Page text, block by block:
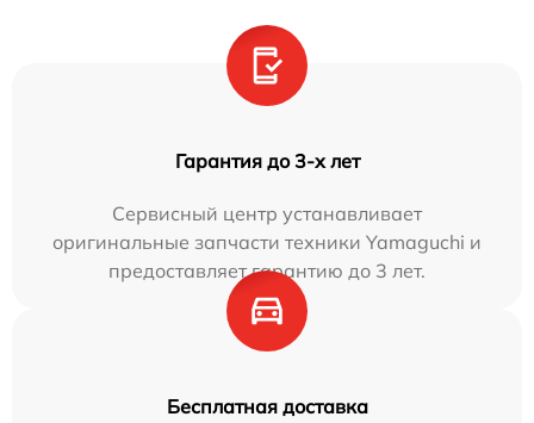
Гарантия до 3-х лет
Сервисный центр устанавливает
оригинальные запчасти техники Yamaguchi и
предоставляет гарантию до 3 лет.
Бесплатная доставка